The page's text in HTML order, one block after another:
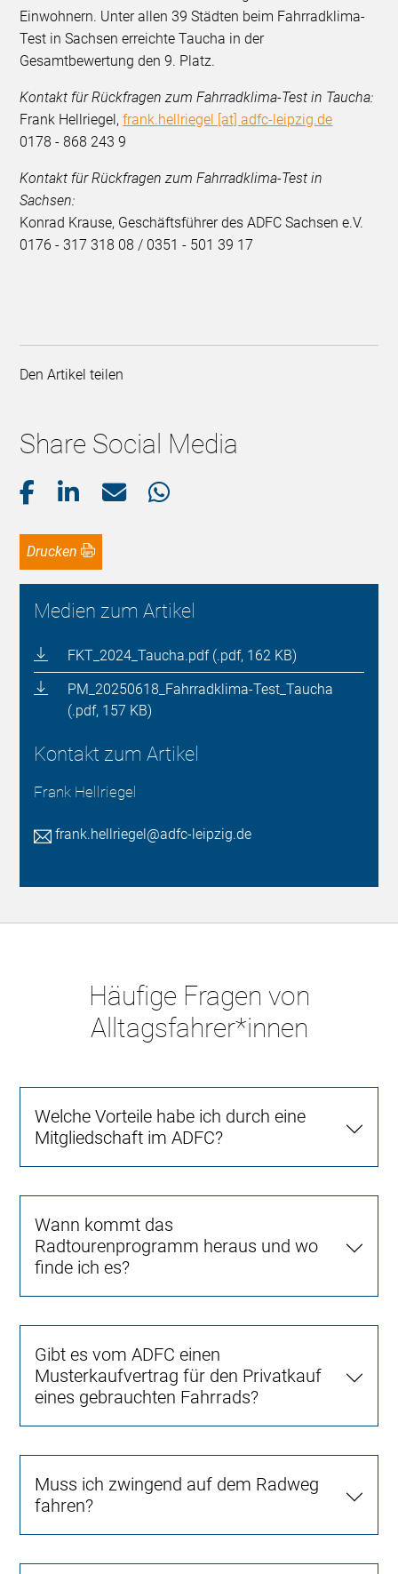
Einwohnern. Unter allen 39 Städten beim Fahrradklima-
Test in Sachsen erreichte Taucha in der
Gesamtbewertung den 9. Platz.
Kontakt für Rückfragen zum Fahrradklima-Test in Taucha:
Frank Hellriegel,frank.hellriegel [at] adfc-leipzig.de
0178 - 868 243 9
Kontakt für Rückfragen zum Fahrradklima-Test in
Sachsen:
Konrad Krause, Geschäftsführer des ADFC Sachsen e.V.
0176 - 317 318 08 / 0351 - 501 39 17
Den Artikel teilen
Share Social Media
Drucken
Medien zum Artikel
FKT_2024_Taucha.pdf (.pdf, 162 KB)
PM_20250618_Fahrradklima-Test_Taucha
(.pdf, 157 KB)
Kontakt zum Artikel
Frank Hellriegel
frank.hellriegel@adfc-leipzig.de
Häufige Fragen von
Alltagsfahrer*innen
Welche Vorteile habe ich durch eine
Mitgliedschaft im ADFC?
Wann kommt das
Radtourenprogramm heraus und wo
finde ich es?
Gibt es vom ADFC einen
Musterkaufvertrag für den Privatkauf
eines gebrauchten Fahrrads?
Muss ich zwingend auf dem Radweg
fahren?